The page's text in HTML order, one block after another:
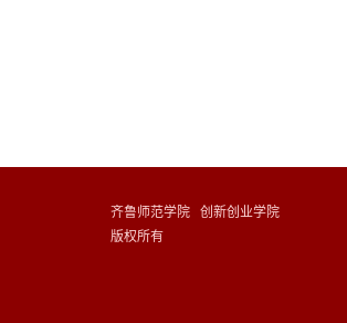
齐鲁师范学院 创新创业学院
版权所有